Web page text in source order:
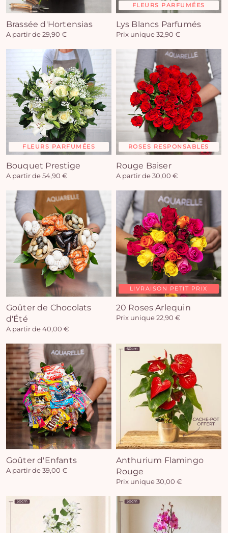
Brassée d'Hortensias
A partir de 29,90 €
FLEURS PARFUMÉES
Lys Blancs Parfumés
Prix unique 32,90 €
FLEURS PARFUMÉES
Bouquet Prestige
A partir de 54,90 €
ROSES RESPONSABLES
Rouge Baiser
A partir de 30,00 €
Goûter de Chocolats
d'Été
A partir de 40,00 €
LIVRAISON PETIT PRIX
20 Roses Arlequin
Prix unique 22,90 €
Goûter d'Enfants
A partir de 39,00 €
Anthurium Flamingo
Rouge
Prix unique 30,00 €